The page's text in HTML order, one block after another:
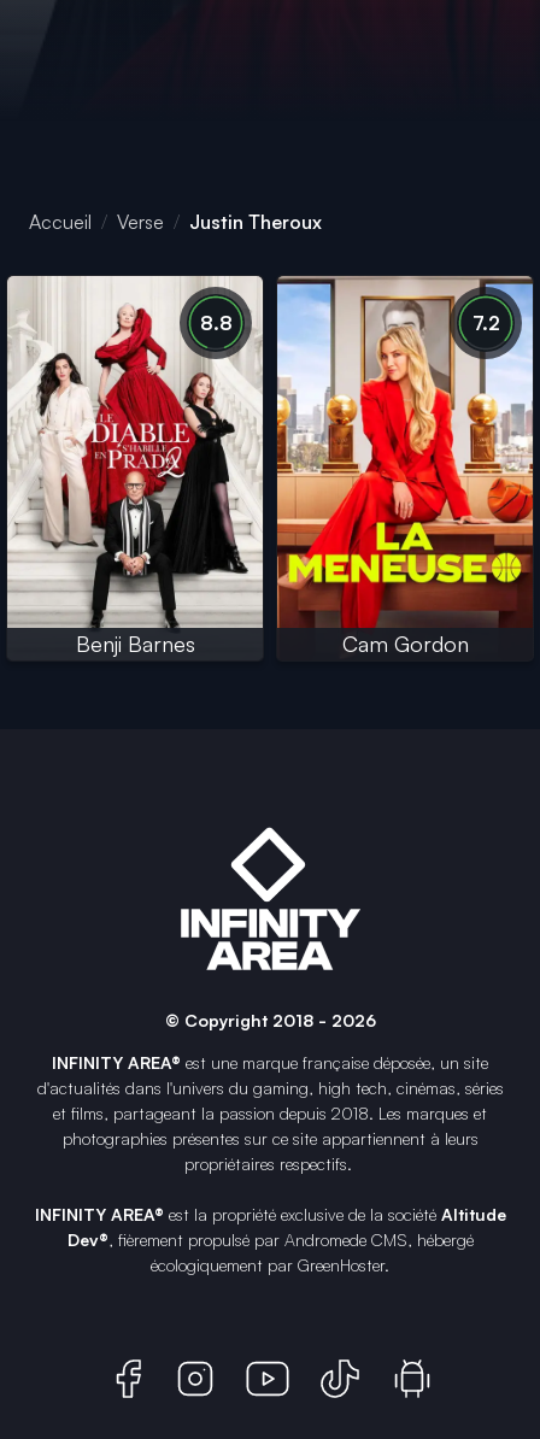
Accueil Verse Justin Theroux
8.8
Benji Barnes
7.2
Cam Gordon
© Copyright 2018 - 2026
INFINITY AREA® est une marque française déposée, un site
d'actualités dans l'univers du gaming, high tech, cinémas, séries
et films, partageant la passion depuis 2018. Les marques et
photographies présentes sur ce site appartiennent à leurs
propriétaires respectifs.
INFINITY AREA® est la propriété exclusive de la société Altitude
Dev®, fièrement propulsé par Andromede CMS, hébergé
écologiquement par GreenHoster.